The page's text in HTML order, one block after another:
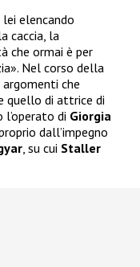
lei elencando
caccia, la
che ormai è per
Nel corso della
che
quello di attrice di
di Giorgia
dall’impegno
, su cui Staller